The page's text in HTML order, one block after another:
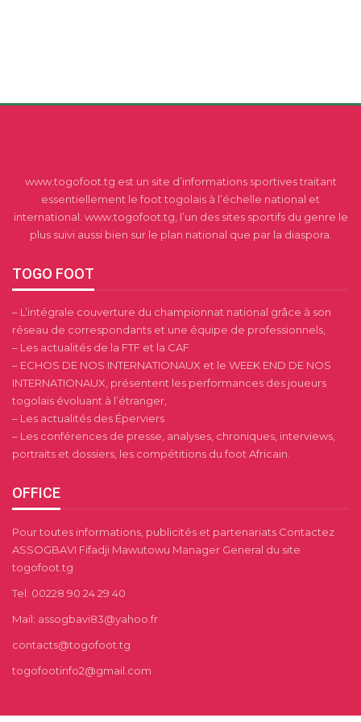
www.togofoot.tg est un site d’informations sportives traitant
essentiellement le foot togolais à l’échelle national et
international. www.togofoot.tg, l’un des sites sportifs du genre le
plus suivi aussi bien sur le plan national que par la diaspora.
TOGO FOOT
– L’intégrale couverture du championnat national grâce à son
réseau de correspondants et une équipe de professionnels,
– Les actualités de la FTF et la CAF
– ECHOS DE NOS INTERNATIONAUX et le WEEK END DE NOS
INTERNATIONAUX, présentent les performances des joueurs
togolais évoluant à l’étranger,
– Les actualités des Éperviers
– Les conférences de presse, analyses, chroniques, interviews,
portraits et dossiers, les compétitions du foot Africain.
OFFICE
Pour toutes informations, publicités et partenariats Contactez
ASSOGBAVI Fifadji Mawutowu Manager General du site
togofoot.tg
Tel: 00228 90 24 29 40
Mail: assogbavi83@yahoo.fr
contacts@togofoot.tg
togofootinfo2@gmail.com